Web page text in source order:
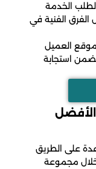
لطلب الخدمة
الفنية في
موقع العميل
استجابة
الأفضل
على الطريق
مجموعة